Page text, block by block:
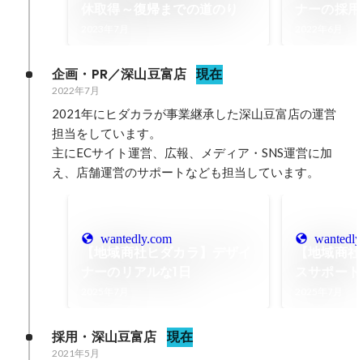
企画・PR／深山豆富店 現在
2022年7月
2021年にヒダカラが事業継承した深山豆富店の運営
担当をしています。
主にECサイト運営、広報、メディア・SNS運営に加
え、店舗運営のサポートなども担当しています。
wantedly.com
採用・深山豆富店 現在
2021年5月